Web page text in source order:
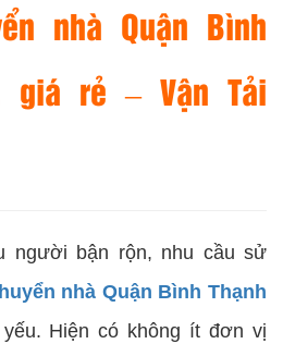
nhà Quận Bình
giá rẻ – Vận Tải
người bận rộn, nhu cầu sử
nhà Quận Bình Thạnh
Hiện có không ít đơn vị